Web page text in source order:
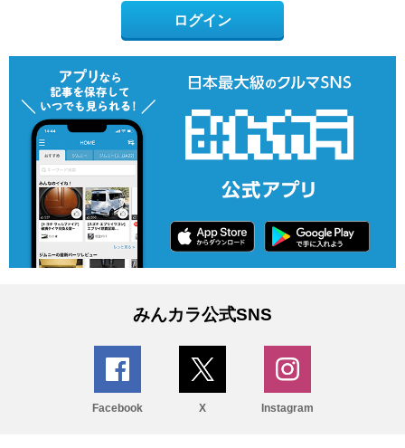
ログイン
みんカラ公式SNS
Facebook X Instagram